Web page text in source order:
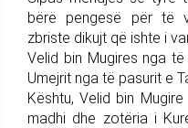
bërë pengesë për të
zbriste dikujt që ishte i
Velid bin Mugires nga
Umejrit nga të pasurit e
Kështu, Velid bin
madhi dhe zotëria i